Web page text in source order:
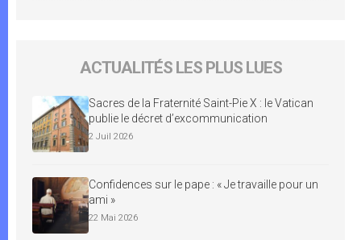
ACTUALITÉS LES PLUS LUES
Sacres de la Fraternité Saint-Pie X : le Vatican
publie le décret d’excommunication
2 Juil 2026
Confidences sur le pape : « Je travaille pour un
ami »
22 Mai 2026